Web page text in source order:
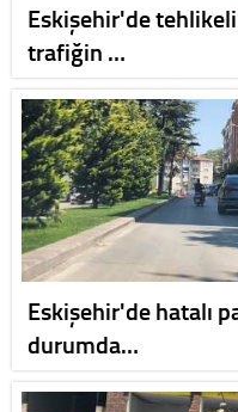
Eskişehir'de
trafiğin …
Eskişehir'de hatalı
durumda…